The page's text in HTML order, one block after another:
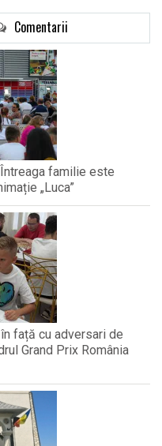
Comentarii
familie este
„Luca”
față cu adversari de
Grand Prix România